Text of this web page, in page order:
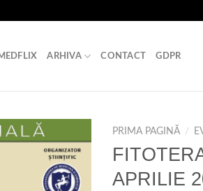
ARHIVA CONTACT GDPR
PRIMA PAGINĂ /
APRILIE